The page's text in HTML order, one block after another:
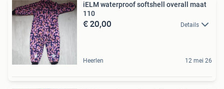
iELM waterproof softshell overall maat
110
€ 20,00 Details
Heerlen 12 mei 26